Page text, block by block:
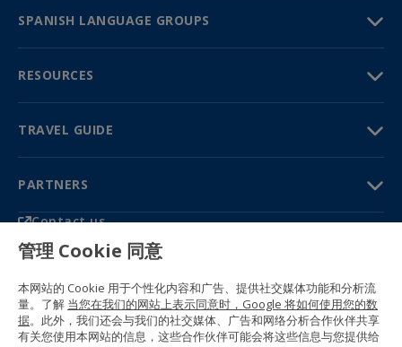
SPANISH LANGUAGE GROUPS
RESOURCES
TRAVEL GUIDE
PARTNERS
Contact us
Prices & brochures
(+34) 91 594 37 76
28002 Madrid, Spain
Sitemap
General conditions
管理 Cookie 同意
本网站的 Cookie 用于个性化内容和广告、提供社交媒体功能和分析流
量。了解 当您在我们的网站上表示同意时，Google 将如何使用您的数
据。此外，我们还会与我们的社交媒体、广告和网络分析合作伙伴共享
有关您使用本网站的信息，这些合作伙伴可能会将这些信息与您提供给